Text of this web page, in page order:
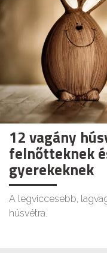
12 vagány
felnőtteknek
gyerekeknek
A legviccesebb,
húsvétra.